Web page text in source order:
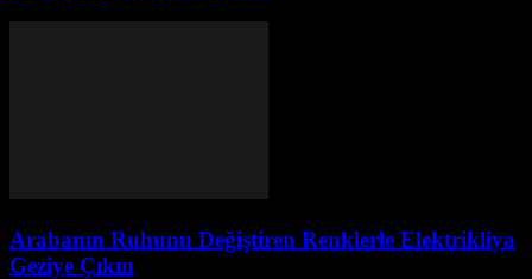
Arabanın Ruhunu Değiştiren Renklerle Elektrikliya
Geziye Çıkın